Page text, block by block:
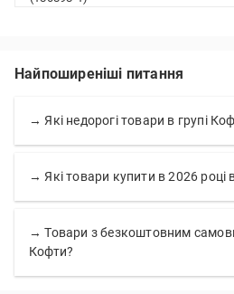
Найпоширеніші питання
→ Які недорогі товари в групі
→ Які товари купити в 2026 році
→ Товари з безкоштовним
Кофти?